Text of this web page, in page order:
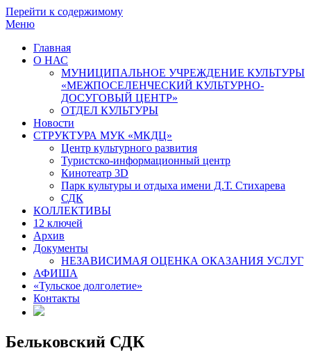
Перейти к содержимому
Меню
Главная
О НАС
МУНИЦИПАЛЬНОЕ УЧРЕЖДЕНИЕ КУЛЬТУРЫ
«МЕЖПОСЕЛЕНЧЕСКИЙ КУЛЬТУРНО-
ДОСУГОВЫЙ ЦЕНТР»
ОТДЕЛ КУЛЬТУРЫ
Новости
СТРУКТУРА МУК «МКДЦ»
Центр культурного развития
Туристско-информационный центр
Кинотеатр 3D
Парк культуры и отдыха имени Д.Т. Стихарева
СДК
КОЛЛЕКТИВЫ
12 ключей
Архив
Документы
НЕЗАВИСИМАЯ ОЦЕНКА ОКАЗАНИЯ УСЛУГ
АФИША
«Тульское долголетие»
Контакты
Бельковский СДК